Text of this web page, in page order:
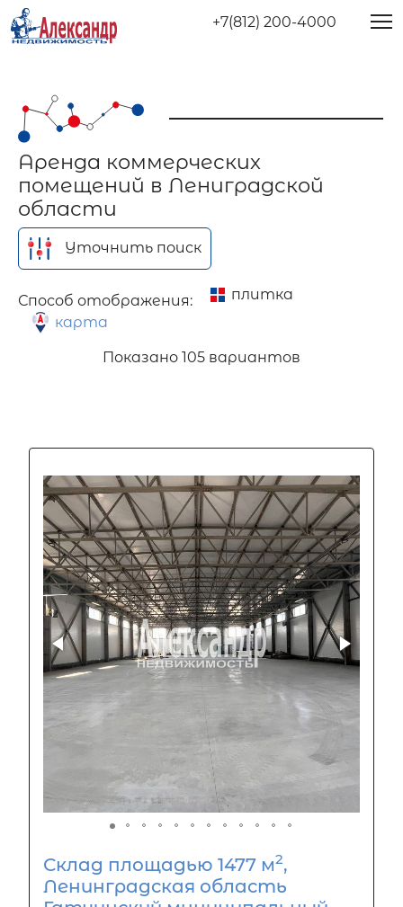
+7(812) 200-4000
Аренда коммерческих
помещений в Лениградской
области
Уточнить поиск
Способ отображения:
плитка
карта
Показано 105 вариантов
Склад площадью 1477 м2,
Ленинградская область